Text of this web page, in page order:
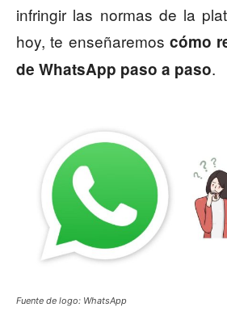
infringir las normas de la
hoy, te enseñaremos cómo
de WhatsApp paso a paso.
Fuente de logo: WhatsApp